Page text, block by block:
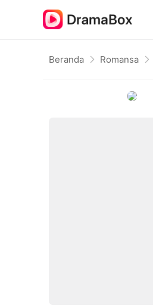
Beranda Romansa